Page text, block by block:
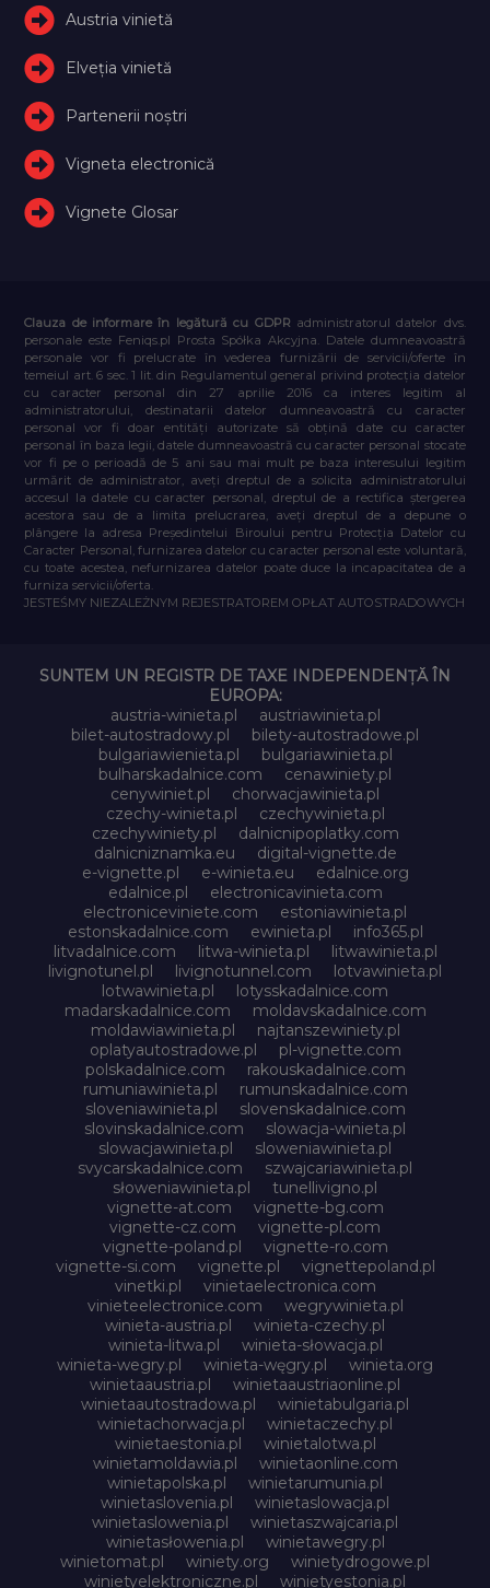
Austria vinietă
Elveţia vinietă
Partenerii noștri
Vigneta electronică
Vignete Glosar
Clauza de informare în legătură cu GDPR administratorul datelor dvs.
personale este Feniqs.pl Prosta Spółka Akcyjna. Datele dumneavoastră
personale vor fi prelucrate în vederea furnizării de servicii/oferte în
temeiul art. 6 sec. 1 lit. din Regulamentul general privind protecția datelor
cu caracter personal din 27 aprilie 2016 ca interes legitim al
administratorului, destinatarii datelor dumneavoastră cu caracter
personal vor fi doar entități autorizate să obțină date cu caracter
personal în baza legii, datele dumneavoastră cu caracter personal stocate
vor fi pe o perioadă de 5 ani sau mai mult pe baza interesului legitim
urmărit de administrator, aveți dreptul de a solicita administratorului
accesul la datele cu caracter personal, dreptul de a rectifica ștergerea
acestora sau de a limita prelucrarea, aveți dreptul de a depune o
plângere la adresa Președintelui Biroului pentru Protecția Datelor cu
Caracter Personal, furnizarea datelor cu caracter personal este voluntară,
cu toate acestea, nefurnizarea datelor poate duce la incapacitatea de a
furniza servicii/oferta.
JESTEŚMY NIEZALEŻNYM REJESTRATOREM OPŁAT AUTOSTRADOWYCH
SUNTEM UN REGISTR DE TAXE INDEPENDENȚĂ ÎN
EUROPA:
austria-winieta.pl
austriawinieta.pl
bilet-autostradowy.pl
bilety-autostradowe.pl
bulgariawienieta.pl
bulgariawinieta.pl
bulharskadalnice.com
cenawiniety.pl
cenywiniet.pl
chorwacjawinieta.pl
czechy-winieta.pl
czechywinieta.pl
czechywiniety.pl
dalnicnipoplatky.com
dalnicniznamka.eu
digital-vignette.de
e-vignette.pl
e-winieta.eu
edalnice.org
edalnice.pl
electronicavinieta.com
electroniceviniete.com
estoniawinieta.pl
estonskadalnice.com
ewinieta.pl
info365.pl
litvadalnice.com
litwa-winieta.pl
litwawinieta.pl
livignotunel.pl
livignotunnel.com
lotvawinieta.pl
lotwawinieta.pl
lotysskadalnice.com
madarskadalnice.com
moldavskadalnice.com
moldawiawinieta.pl
najtanszewiniety.pl
oplatyautostradowe.pl
pl-vignette.com
polskadalnice.com
rakouskadalnice.com
rumuniawinieta.pl
rumunskadalnice.com
sloveniawinieta.pl
slovenskadalnice.com
slovinskadalnice.com
slowacja-winieta.pl
slowacjawinieta.pl
sloweniawinieta.pl
svycarskadalnice.com
szwajcariawinieta.pl
słoweniawinieta.pl
tunellivigno.pl
vignette-at.com
vignette-bg.com
vignette-cz.com
vignette-pl.com
vignette-poland.pl
vignette-ro.com
vignette-si.com
vignette.pl
vignettepoland.pl
vinetki.pl
vinietaelectronica.com
vinieteelectronice.com
wegrywinieta.pl
winieta-austria.pl
winieta-czechy.pl
winieta-litwa.pl
winieta-słowacja.pl
winieta-wegry.pl
winieta-węgry.pl
winieta.org
winietaaustria.pl
winietaaustriaonline.pl
winietaautostradowa.pl
winietabulgaria.pl
winietachorwacja.pl
winietaczechy.pl
winietaestonia.pl
winietalotwa.pl
winietamoldawia.pl
winietaonline.com
winietapolska.pl
winietarumunia.pl
winietaslovenia.pl
winietaslowacja.pl
winietaslowenia.pl
winietaszwajcaria.pl
winietasłowenia.pl
winietawegry.pl
winietomat.pl
winiety.org
winietydrogowe.pl
winietyelektroniczne.pl
winietyestonia.pl